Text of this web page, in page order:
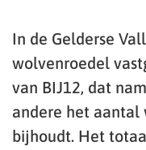
In de Gelderse
wolvenroedel
van BIJ12, dat
andere het aantal
bijhoudt. Het